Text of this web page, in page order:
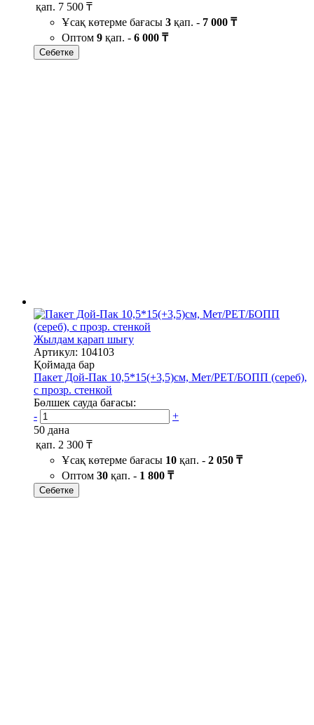
қап. 7 500 ₸
Ұсақ көтерме бағасы 3 қап. - 7 000 ₸
Оптом 9 қап. - 6 000 ₸
Себетке
Жылдам қарап шығу
Артикул: 104103
Қоймада бар
Пакет Дой-Пак 10,5*15(+3,5)см, Мет/PET/БОПП (сереб),
с прозр. стенкой
Бөлшек сауда бағасы:
-
+
50 дана
қап. 2 300 ₸
Ұсақ көтерме бағасы 10 қап. - 2 050 ₸
Оптом 30 қап. - 1 800 ₸
Себетке